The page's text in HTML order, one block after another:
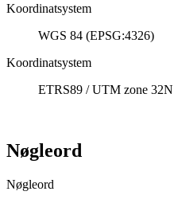
Koordinatsystem
WGS 84 (EPSG:4326)
Koordinatsystem
ETRS89 / UTM zone
Nøgleord
Nøgleord